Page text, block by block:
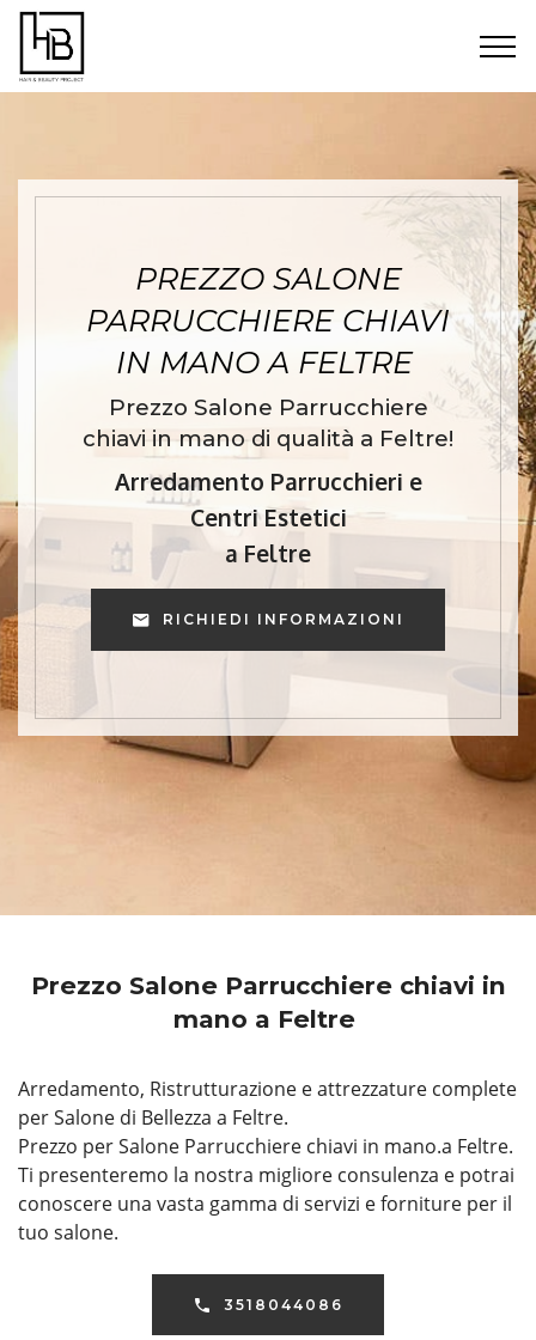
PREZZO SALONE
PARRUCCHIERE CHIAVI
IN MANO A FELTRE
Prezzo Salone Parrucchiere
chiavi in mano di qualità a Feltre!
Arredamento Parrucchieri e
Centri Estetici
a Feltre
RICHIEDI INFORMAZIONI
Prezzo Salone Parrucchiere chiavi in
mano a Feltre
Arredamento, Ristrutturazione e attrezzature complete
per Salone di Bellezza a Feltre.
Prezzo per Salone Parrucchiere chiavi in mano.a Feltre.
Ti presenteremo la nostra migliore consulenza e potrai
conoscere una vasta gamma di servizi e forniture per il
tuo salone.
3518044086